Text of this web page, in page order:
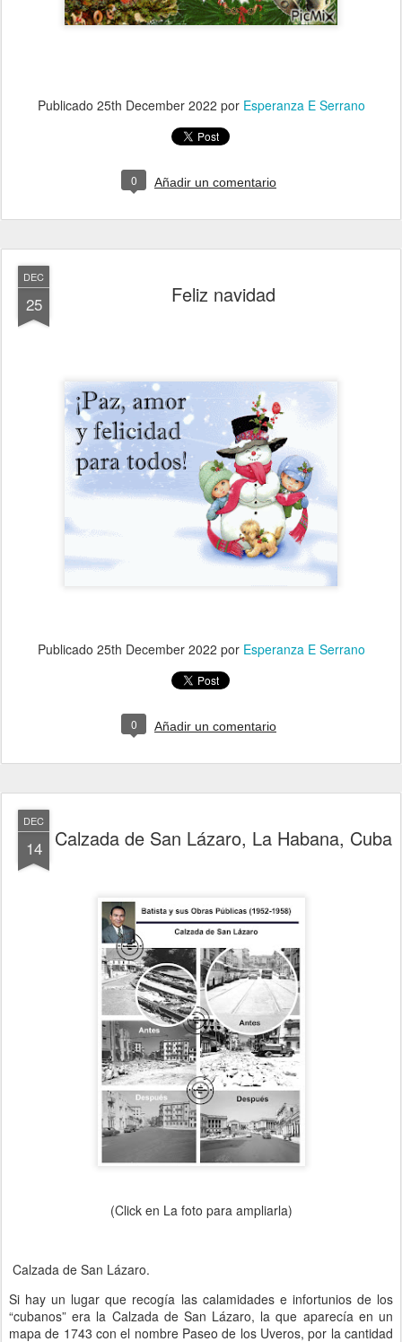
Publicado 25th December 2022 por Esperanza E Serrano
0 Añadir un comentario
DEC
25 Feliz navidad
Publicado 25th December 2022 por Esperanza E Serrano
0 Añadir un comentario
DEC
14 Calzada de San Lázaro, La Habana, Cuba
(Click en La foto para ampliarla)
Calzada de San Lázaro.
Si hay un lugar que recogía las calamidades e infortunios de los
“cubanos” era la Calzada de San Lázaro, la que aparecía en un
mapa de 1743 con el nombre Paseo de los Uveros, por la cantidad